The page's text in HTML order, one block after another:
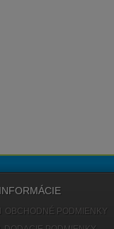
INFORMÁCIE
OBCHODNÉ PODMIENKY